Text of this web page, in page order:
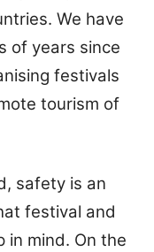
We have
of years since
festivals
tourism of
safety is an
festival and
in mind. On the